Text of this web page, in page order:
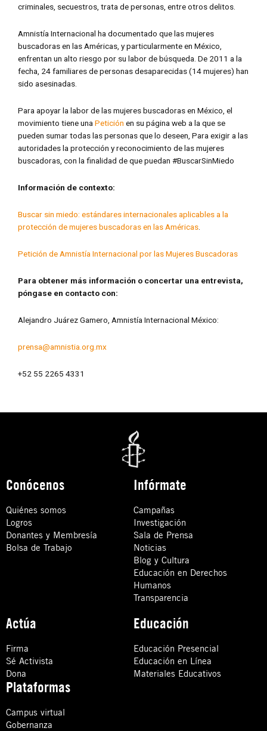
criminales, secuestros, trata de personas, entre otros delitos.
Amnistía Internacional ha documentado que las mujeres
buscadoras en las Américas, y particularmente en México,
enfrentan un alto riesgo por su labor de búsqueda. De 2011 a la
fecha, 24 familiares de personas desaparecidas (14 mujeres) han
sido asesinadas.
Para apoyar la labor de las mujeres buscadoras en México, el
movimiento tiene unaPetición en su página web a la que se
pueden sumar todas las personas que lo deseen, Para exigir a las
autoridades la protección y reconocimiento de las mujeres
buscadoras, con la finalidad de que puedan #BuscarSinMiedo
Información de contexto:
Buscar sin miedo: estándares internacionales aplicables a la
protección de mujeres buscadoras en las Américas
Petición de Amnistía Internacional por las Mujeres Buscadoras
Para obtener más información o concertar una entrevista,
póngase en contacto con:
Alejandro Juárez Gamero, Amnistía Internacional México:
prensa@amnistia.org.mx
+52 55 2265 4331
Conócenos
Quiénes somos
Logros
Donantes y Membresía
Bolsa de Trabajo
Infórmate
Campañas
Investigación
Sala de Prensa
Noticias
Blog y Cultura
Educación en Derechos
Humanos
Transparencia
Actúa
Firma
Sé Activista
Dona
Educación
Educación Presencial
Educación en Línea
Materiales Educativos
Plataformas
Campus virtual
Gobernanza